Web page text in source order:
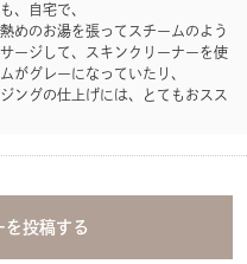
、自宅で、
めのお湯を張ってスチームのよう
ージして、スキンクリーナーを使
がグレーになっていたり、
ングの仕上げには、とてもおスス